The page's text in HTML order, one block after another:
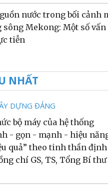
nước trong bối cảnh
Mekong: Một số vấn
tiễn
NHẤT
DỰNG ĐẢNG
bộ máy của hệ thống
- gọn - mạnh - hiệu
quả” theo tinh thần định
chí GS, TS, Tổng Bí thư